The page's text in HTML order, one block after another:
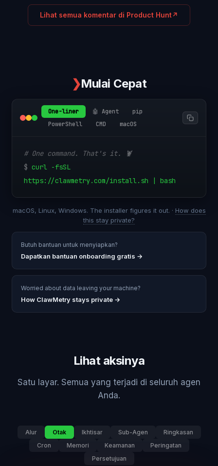
Lihat semua komentar di Product Hunt↗
❯Mulai Cepat
One-liner 🤖 Agent
pip
PowerShell
CMD macOS
# One command. That's it. 🦞
$ curl -fsSL
https://clawmetry.com/install.sh | bash
macOS, Linux, Windows. The installer figures it out. · How does
this stay private?
Butuh bantuan untuk menyiapkan?
Dapatkan bantuan onboarding gratis →
Worried about data leaving your machine?
How ClawMetry stays private →
Lihat aksinya
Satu layar. Semua yang terjadi di seluruh agen
Anda.
Alur Otak Ikhtisar Sub-Agen
Ringkasan
Cron
Memori Keamanan
Peringatan
Persetujuan